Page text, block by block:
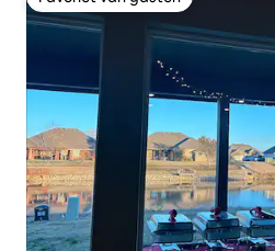
Favoriet van gasten